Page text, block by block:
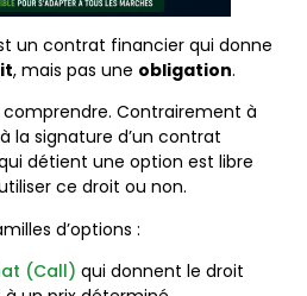
un contrat financier qui donne
, mais pas une obligation.
Contrairement à
la signature d’un contrat
détient une option est libre
ce droit ou non.
d’options :
(Call) qui donnent le droit